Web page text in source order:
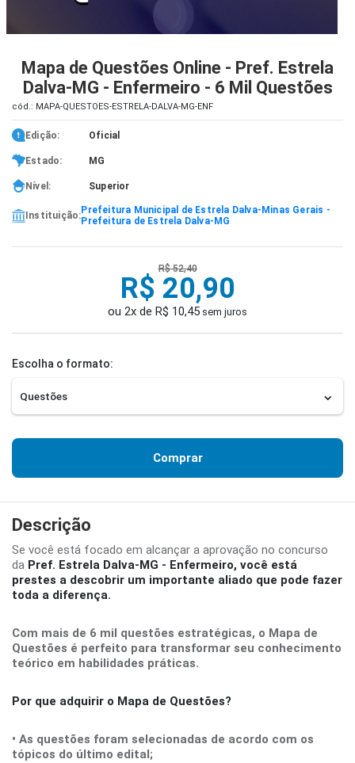
Mapa de Questões Online - Pref. Estrela
Dalva-MG - Enfermeiro - 6 Mil Questões
cód.: MAPA-QUESTOES-ESTRELA-DALVA-MG-ENF
Edição: Oficial
Estado: MG
Nível: Superior
Instituição:Prefeitura Municipal de Estrela Dalva-Minas Gerais -
Prefeitura de Estrela Dalva-MG
R$ 52,40
R$ 20,90
ou 2x de R$ 10,45 sem juros
Escolha o formato:
Comprar
Descrição
Se você está focado em alcançar a aprovação no concurso
da Pref. Estrela Dalva-MG - Enfermeiro, você está
prestes a descobrir um importante aliado que pode fazer
toda a diferença.
Com mais de 6 mil questões estratégicas, o Mapa de
Questões é perfeito para transformar seu conhecimento
teórico em habilidades práticas.
Por que adquirir o Mapa de Questões?
• As questões foram selecionadas de acordo com os
tópicos do último edital;